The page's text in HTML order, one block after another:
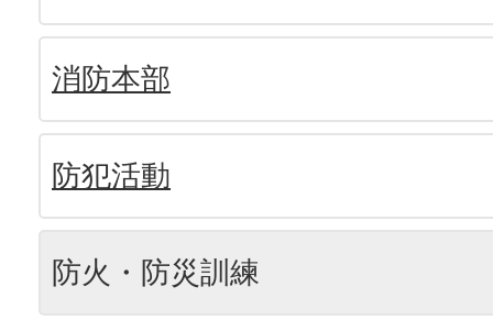
消防本部
防犯活動
防火・防災訓練